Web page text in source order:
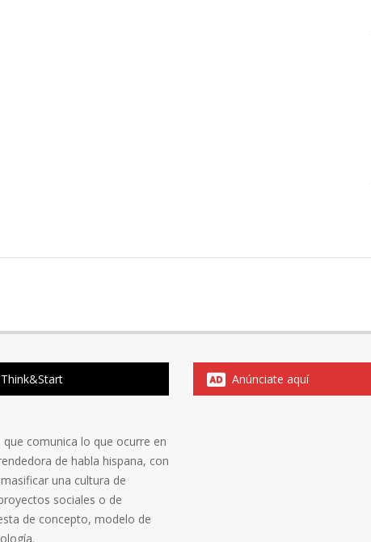
que comunica lo que ocurre en
de habla hispana, con
una cultura de
sociales o de
de concepto, modelo de
Anúnciate aquí